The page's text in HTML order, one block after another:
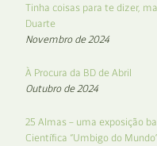
Tinha coisas para te dizer,
Duarte
Novembro de 2024
À Procura da BD de Abril
Outubro de 2024
25 Almas – uma exposição
Científica “Umbigo do